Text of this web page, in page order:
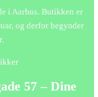
i Aarhus. Butikken er
og derfor begynder
57 – Dine